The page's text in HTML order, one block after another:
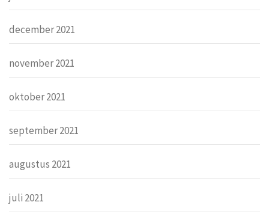
december 2021
november 2021
oktober 2021
september 2021
augustus 2021
juli 2021